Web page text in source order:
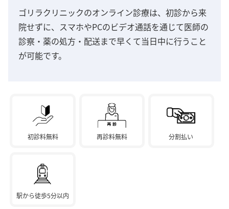
ゴリラクリニックのオンライン診療は、初診から来
院せずに、スマホやPCのビデオ通話を通じて医師の
診察・薬の処方・配送まで早くて当日中に行うこと
が可能です。
初診料無料 再診料無料 分割払い
駅から徒歩5分以内